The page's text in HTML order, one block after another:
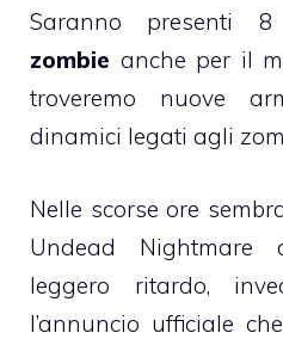
Saranno presenti
zombie anche per il
troveremo nuove
dinamici legati agli
Nelle scorse ore
Undead Nightmare
leggero ritardo,
l’annuncio ufficiale